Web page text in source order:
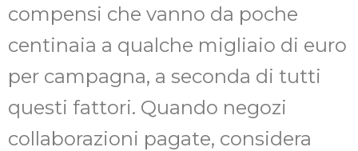
compensi che vanno da poche
centinaia a qualche migliaio di euro
per campagna, a seconda di tutti
questi fattori. Quando negozi
collaborazioni pagate, considera